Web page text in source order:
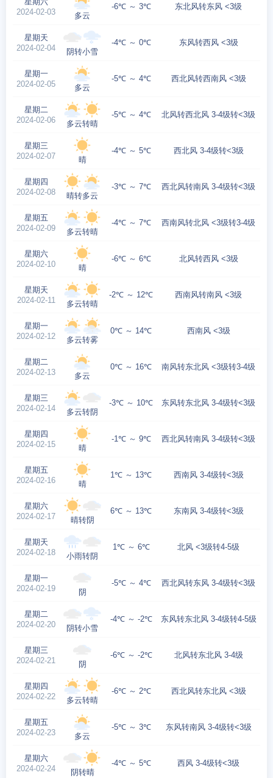
2024-02-03
多云
-6℃ ～ 3℃ 东北风转东风 <3级
星期天
2024-02-04
阴转小雪
-4℃ ～ 0℃ 东风转西风 <3级
星期一
2024-02-05
多云
-5℃ ～ 4℃ 西北风转西南风 <3级
星期二
2024-02-06
多云转晴
-5℃ ～ 4℃ 北风转西北风 3-4级转<3级
星期三
2024-02-07
晴
-4℃ ～ 5℃ 西北风 3-4级转<3级
星期四
2024-02-08
晴转多云
-3℃ ～ 7℃ 西北风转南风 3-4级转<3级
星期五
2024-02-09
多云转晴
-4℃ ～ 7℃ 西南风转北风 <3级转3-4级
星期六
2024-02-10
晴
-6℃ ～ 6℃ 北风转西风 <3级
星期天
2024-02-11
多云转晴
-2℃ ～ 12℃ 西南风转南风 <3级
星期一
2024-02-12
多云转雾
0℃ ～ 14℃ 西南风 <3级
星期二
2024-02-13
多云
0℃ ～ 16℃ 南风转东北风 <3级转3-4级
星期三
2024-02-14
多云转阴
-3℃ ～ 10℃ 东风转东北风 3-4级转<3级
星期四
2024-02-15
晴
-1℃ ～ 9℃ 西北风转南风 3-4级转<3级
星期五
2024-02-16
晴
1℃ ～ 13℃ 西南风 3-4级转<3级
星期六
2024-02-17
晴转阴
6℃ ～ 13℃ 东南风 3-4级转<3级
星期天
2024-02-18
小雨转阴
1℃ ～ 6℃ 北风 <3级转4-5级
星期一
2024-02-19
阴
-5℃ ～ 4℃ 西北风转东风 3-4级转<3级
星期二
2024-02-20
阴转小雪
-4℃ ～ -2℃ 东风转东北风 3-4级转4-5级
星期三
2024-02-21
阴
-6℃ ～ -2℃ 北风转东北风 3-4级
星期四
2024-02-22
多云转晴
-6℃ ～ 2℃ 西北风转东北风 <3级
星期五
2024-02-23
多云
-5℃ ～ 3℃ 东风转南风 3-4级转<3级
星期六
2024-02-24
阴转晴
-4℃ ～ 5℃ 西风 3-4级转<3级